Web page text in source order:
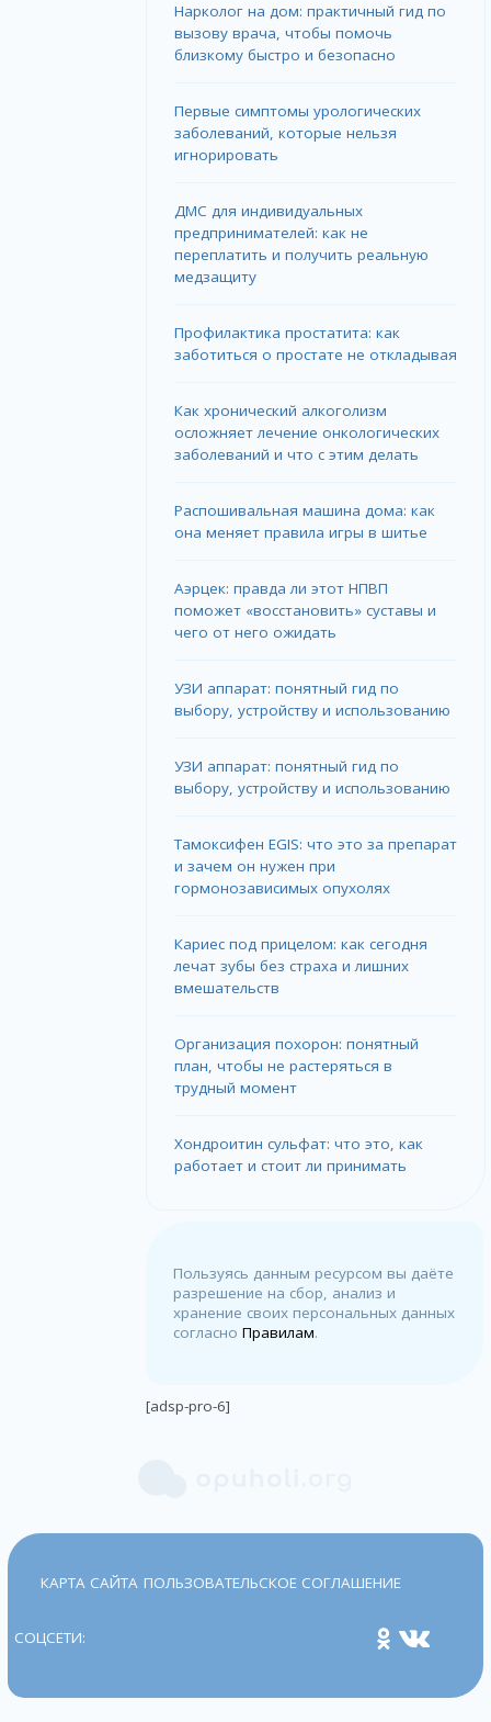
Нарколог на дом: практичный гид по
вызову врача, чтобы помочь
близкому быстро и безопасно
Первые симптомы урологических
заболеваний, которые нельзя
игнорировать
ДМС для индивидуальных
предпринимателей: как не
переплатить и получить реальную
медзащиту
Профилактика простатита: как
заботиться о простате не откладывая
Как хронический алкоголизм
осложняет лечение онкологических
заболеваний и что с этим делать
Распошивальная машина дома: как
она меняет правила игры в шитье
Аэрцек: правда ли этот НПВП
поможет «восстановить» суставы и
чего от него ожидать
УЗИ аппарат: понятный гид по
выбору, устройству и использованию
УЗИ аппарат: понятный гид по
выбору, устройству и использованию
Тамоксифен EGIS: что это за препарат
и зачем он нужен при
гормонозависимых опухолях
Кариес под прицелом: как сегодня
лечат зубы без страха и лишних
вмешательств
Организация похорон: понятный
план, чтобы не растеряться в
трудный момент
Хондроитин сульфат: что это, как
работает и стоит ли принимать
Пользуясь данным ресурсом вы даёте
разрешение на сбор, анализ и
хранение своих персональных данных
согласноПравилам.
[adsp-pro-6]
КАРТА САЙТА ПОЛЬЗОВАТЕЛЬСКОЕ СОГЛАШЕНИЕ
СОЦСЕТИ: